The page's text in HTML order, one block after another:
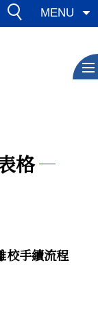
MENU
格
校手續流程